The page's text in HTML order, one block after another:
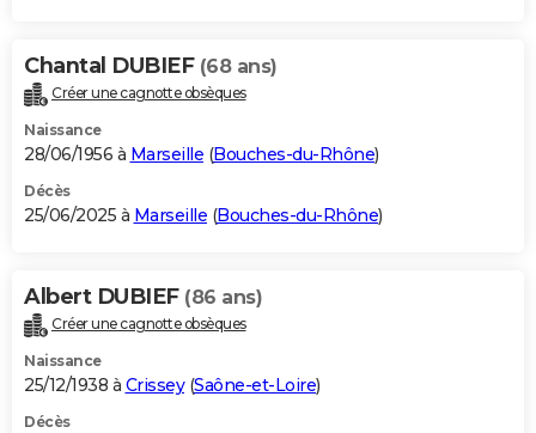
Chantal DUBIEF (68 ans)
Créer une cagnotte obsèques
Naissance
28/06/1956 à Marseille (Bouches-du-Rhône)
Décès
25/06/2025 à Marseille (Bouches-du-Rhône)
Albert DUBIEF (86 ans)
Créer une cagnotte obsèques
Naissance
25/12/1938 à Crissey(Saône-et-Loire)
Décès